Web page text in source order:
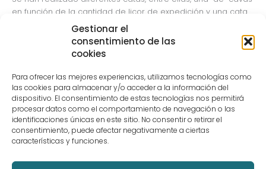
Gestionar el
consentimiento de las
cookies
Para ofrecer las mejores experiencias, utilizamos tecnologías como
las cookies para almacenar y/o acceder a la información del
dispositivo. El consentimiento de estas tecnologías nos permitirá
procesar datos como el comportamiento de navegación o las
identificaciones únicas en este sitio. No consentir o retirar el
consentimiento, puede afectar negativamente a ciertas
características y funciones.
en función de la cantidad de licor de expedición y una cata
vertical añadas diferentes. Además los alumnos han
realizado una cata de vinos espumosos de diferentes zonas
del mundo y diferentes métodos de elaboración. La semana
organiza laEscuela Superior de Hostelería Bilbaocon
Geografía Nacional, Toro y Somontano, en esta ocasión.
Si estás interesado/a en el Curso Especialista Sumiller no
dudes en apuntarte a las Jornadas de Puertas Abiertas que
se organizan en la escuela